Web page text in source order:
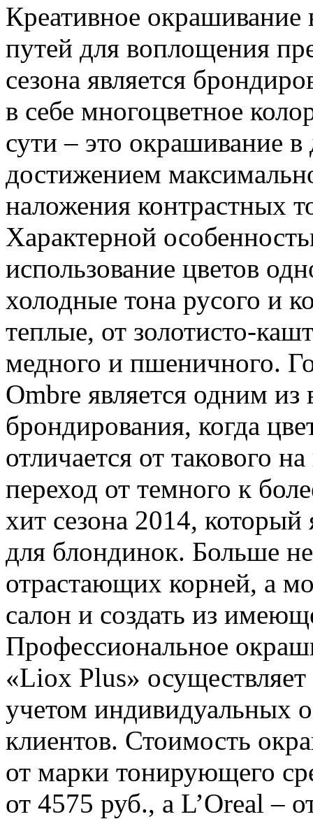
Креативное окрашивание
путей для воплощения
сезона является
в себе многоцветное
сути – это окрашивание
достижением
наложения контрастных
Характерной
использование цветов
холодные тона русого и
теплые, от золотисто-
медного и пшеничного.
Ombre является одним из
брондирования, когда
отличается от такового
переход от темного к
хит сезона 2014, который
для блондинок. Больше
отрастающих корней, а
салон и создать из
Профессиональное
«Liox Plus»
учетом индивидуальных
клиентов. Стоимость
от марки тонирующего
от 4575 руб., а L’Оreal –